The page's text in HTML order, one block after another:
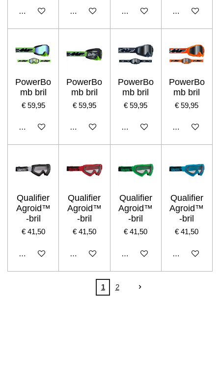
In winkelwagen In winkelwagen In winkelwagen In
PowerBo
mb bril
€ 59,95
In winkelwagen
PowerBo
mb bril
€ 59,95
In winkelwagen
PowerBo
mb bril
€ 59,95
In winkelwagen
PowerBo
mb bril
€ 59,95
In
Qualifier
Agroid™
-bril
€ 41,50
In winkelwagen
Qualifier
Agroid™
-bril
€ 41,50
In winkelwagen
Qualifier
Agroid™
-bril
€ 41,50
In winkelwagen
Qualifier
Agroid™
-bril
€ 41,50
In
1 2